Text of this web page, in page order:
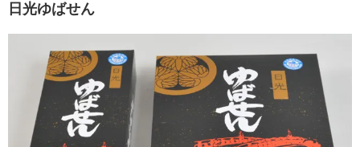
日光ゆばせん